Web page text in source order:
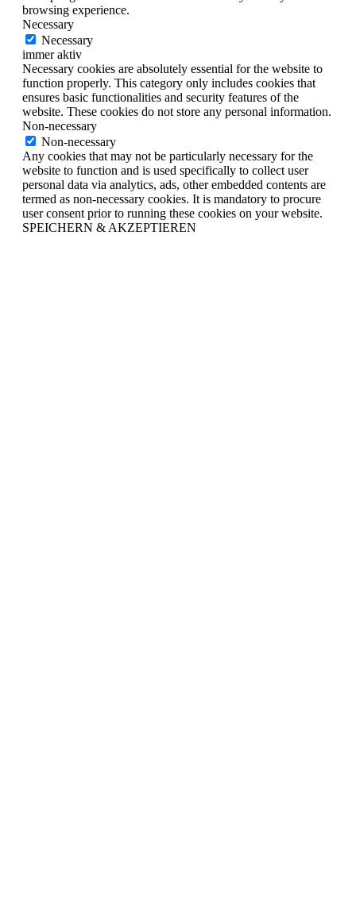
browsing experience.
Necessary
Necessary
immer aktiv
Necessary cookies are absolutely essential for the website to
function properly. This category only includes cookies that
ensures basic functionalities and security features of the
website. These cookies do not store any personal information.
Non-necessary
Non-necessary
Any cookies that may not be particularly necessary for the
website to function and is used specifically to collect user
personal data via analytics, ads, other embedded contents are
termed as non-necessary cookies. It is mandatory to procure
user consent prior to running these cookies on your website.
SPEICHERN & AKZEPTIEREN